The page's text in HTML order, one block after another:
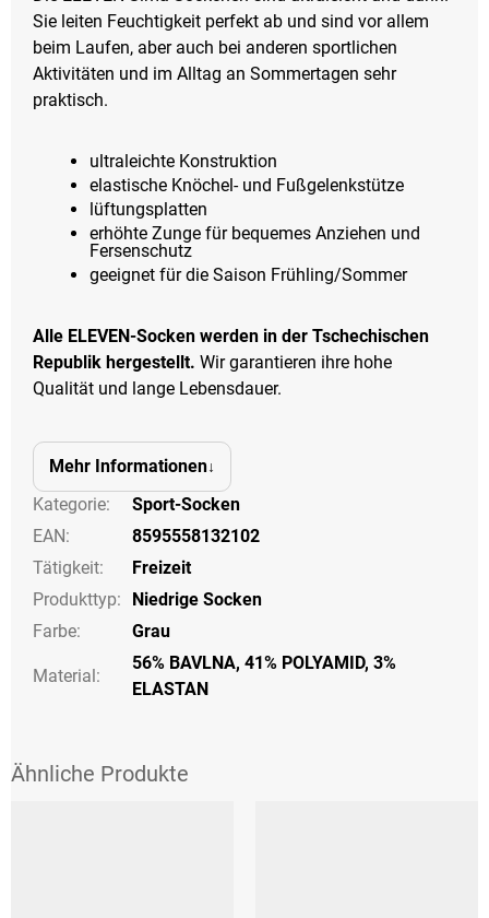
Sie leiten Feuchtigkeit perfekt ab und sind vor allem
beim Laufen, aber auch bei anderen sportlichen
Aktivitäten und im Alltag an Sommertagen sehr
praktisch.
ultraleichte Konstruktion
elastische Knöchel- und Fußgelenkstütze
lüftungsplatten
erhöhte Zunge für bequemes Anziehen und
Fersenschutz
geeignet für die Saison Frühling/Sommer
Alle ELEVEN-Socken werden in der Tschechischen
Republik hergestellt. Wir garantieren ihre hohe
Qualität und lange Lebensdauer.
Mehr Informationen
Kategorie:
Sport-Socken
EAN:
8595558132102
Tätigkeit:
Freizeit
Produkttyp:
Niedrige Socken
Farbe: Grau
Material:
56% BAVLNA, 41% POLYAMID, 3%
ELASTAN